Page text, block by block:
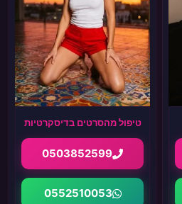
טיפול מהסרטים בדיסקרטיות
0503852599
0552510053